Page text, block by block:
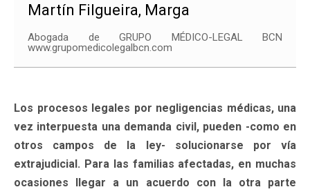
Martín Filgueira, Marga
Abogada de GRUPO MÉDICO-LEGAL BCN
www.grupomedicolegalbcn.com
Los procesos legales por negligencias médicas, una
vez interpuesta una demanda civil, pueden -como en
otros campos de la ley- solucionarse por vía
extrajudicial. Para las familias afectadas, en muchas
ocasiones llegar a un acuerdo con la otra parte